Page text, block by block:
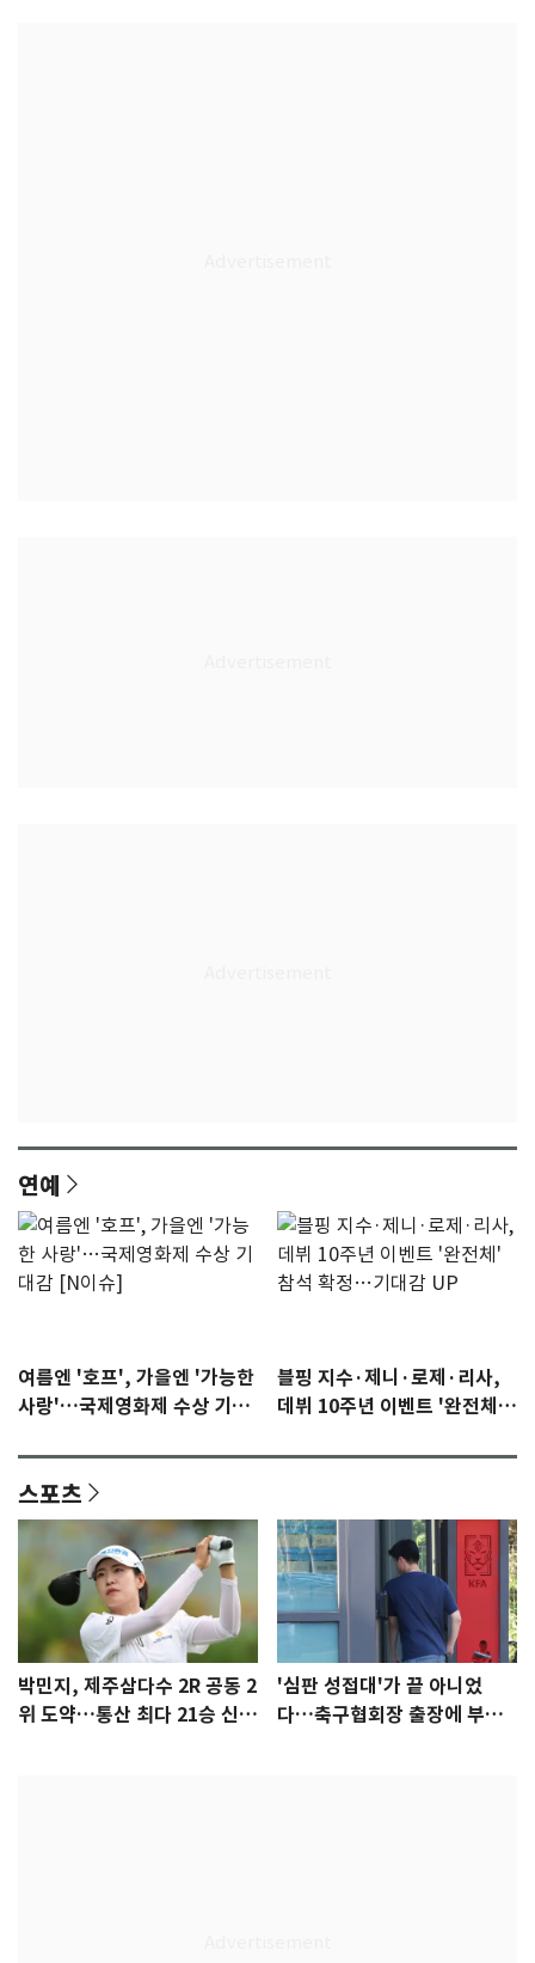
연예
여름엔 '호프', 가을엔 '가능한
사랑'…국제영화제 수상 기대
블핑 지수·제니·로제·리사,
데뷔 10주년 이벤트 '완전체'
스포츠
박민지, 제주삼다수 2R 공동 2
위 도약…통산 최다 21승 신기
'심판 성접대'가 끝 아니었
다…축구협회장 출장에 부인